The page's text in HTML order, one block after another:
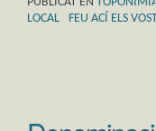
LOCAL
FEU ACÍ ELS